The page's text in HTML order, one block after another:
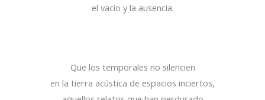
el vacío y la ausencia.
Que los temporales no silencien
en la tierra acústica de espacios inciertos,